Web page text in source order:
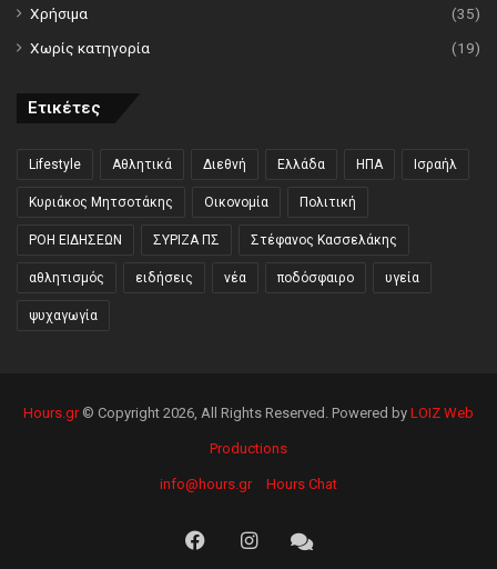
Χρήσιμα
(35)
Χωρίς κατηγορία
(19)
Ετικέτες
Lifestyle Αθλητικά Διεθνή Ελλάδα ΗΠΑ Ισραήλ
Κυριάκος Μητσοτάκης Οικονομία Πολιτική
ΡΟΗ ΕΙΔΗΣΕΩΝ ΣΥΡΙΖΑ ΠΣ Στέφανος Κασσελάκης
αθλητισμός ειδήσεις νέα ποδόσφαιρο υγεία
ψυχαγωγία
Hours.gr© Copyright 2026, All Rights Reserved. Powered by LOIZ Web
Productions
info@hours.gr Hours Chat
FacebookInstagramHours